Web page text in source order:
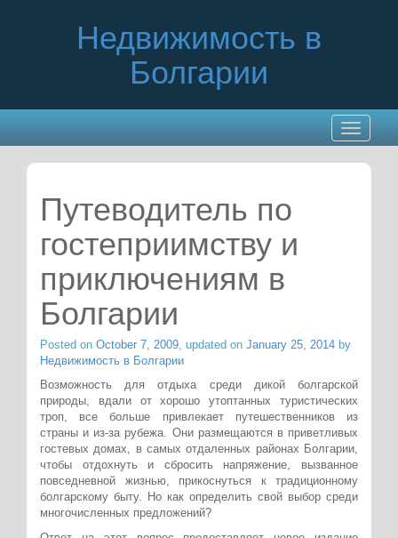
Недвижимость в
Болгарии
Toggle
Путеводитель по
гостеприимству и
приключениям в
Болгарии
Posted on October 7, 2009, updated on January 25, 2014 by
Недвижимость в Болгарии
Возможность для отдыха среди дикой болгарской
природы, вдали от хорошо утоптанных туристических
троп, все больше привлекает путешественников из
страны и из-за рубежа. Они размещаются в приветливых
гостевых домах, в самых отдаленных районах Болгарии,
чтобы отдохнуть и сбросить напряжение, вызванное
повседневной жизнью, прикоснуться к традиционному
болгарскому быту. Но как определить свой выбор среди
многочисленных предложений?